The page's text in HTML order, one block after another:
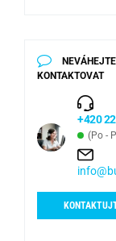
KONTAKTOVAT
+420
(Po -